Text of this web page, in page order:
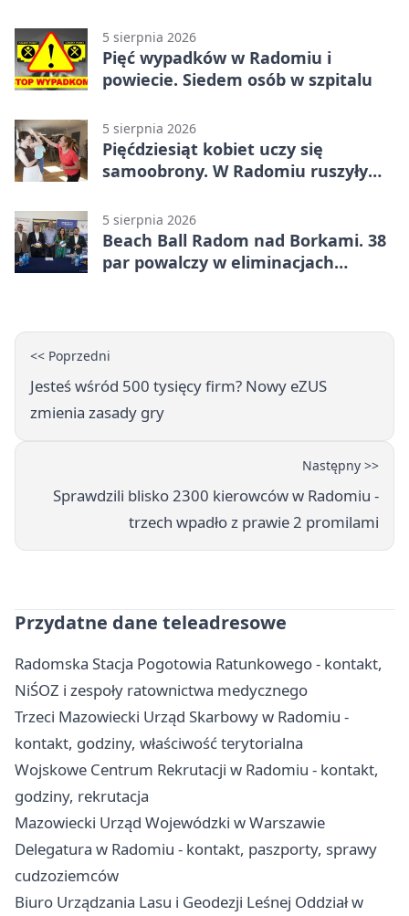
5 sierpnia 2026
Pięć wypadków w Radomiu i
powiecie. Siedem osób w szpitalu
5 sierpnia 2026
Pięćdziesiąt kobiet uczy się
samoobrony. W Radomiu ruszyły
5 sierpnia 2026
Beach Ball Radom nad Borkami. 38
par powalczy w eliminacjach
<< Poprzedni
Jesteś wśród 500 tysięcy firm? Nowy eZUS
zmienia zasady gry
Następny >>
Sprawdzili blisko 2300 kierowców w Radomiu -
trzech wpadło z prawie 2 promilami
Przydatne dane teleadresowe
Radomska Stacja Pogotowia Ratunkowego - kontakt,
NiŚOZ i zespoły ratownictwa medycznego
Trzeci Mazowiecki Urząd Skarbowy w Radomiu -
kontakt, godziny, właściwość terytorialna
Wojskowe Centrum Rekrutacji w Radomiu - kontakt,
godziny, rekrutacja
Mazowiecki Urząd Wojewódzki w Warszawie
Delegatura w Radomiu - kontakt, paszporty, sprawy
cudzoziemców
Biuro Urządzania Lasu i Geodezji Leśnej Oddział w